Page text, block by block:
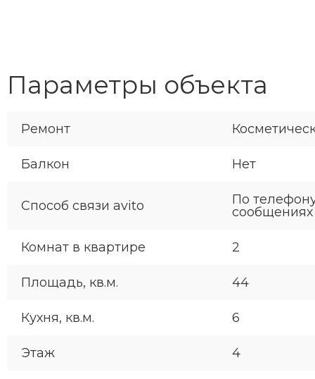
Параметры объекта
Ремонт
Балкон Нет
Способ связи avito
По
сообщениях
Комнат в квартире 2
Площадь, кв.м. 44
Кухня, кв.м. 6
Этаж 4